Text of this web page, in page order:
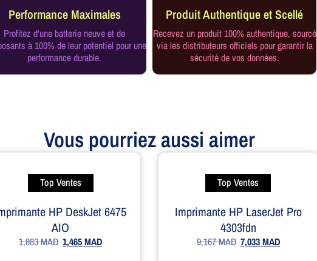
Performance Maximales
Profitez d'une batterie neuve et de
à 100% de leur potentiel pour une
performance durable.
Produit Authentique et Scellé
Recevez un produit 100% authentique, sourcé
via les distributeurs officiels pour garantir la
sécurité de vos données.
Vous pourriez aussi aimer
Top Ventes
HP DeskJet 6475
AIO
1,883MAD 1,465MAD
Top Ventes
Imprimante HP LaserJet Pro
4303fdn
9,167MAD 7,033MAD